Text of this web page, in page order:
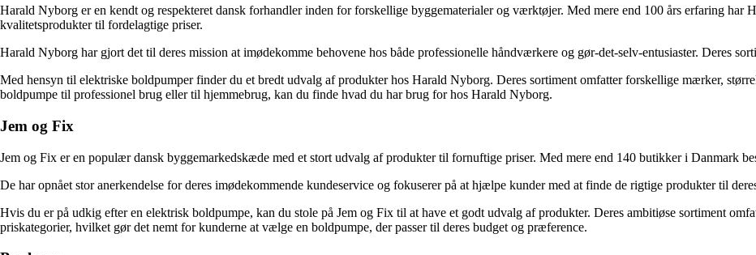
Harald Nyborg er en kendt og respekteret dansk forhandler inden for forskellige byggematerialer og værktøjer. Med mere end 100 års erfaring har
kvalitetsprodukter til fordelagtige priser.
Harald Nyborg har gjort det til deres mission at imødekomme behovene hos både professionelle håndværkere og gør-det-selv-entusiaster. Deres
Med hensyn til elektriske boldpumper finder du et bredt udvalg af produkter hos Harald Nyborg. Deres sortiment omfatter forskellige mærker,
boldpumpe til professionel brug eller til hjemmebrug, kan du finde hvad du har brug for hos Harald Nyborg.
Jem og Fix
Jem og Fix er en populær dansk byggemarkedskæde med et stort udvalg af produkter til fornuftige priser. Med mere end 140 butikker i Danmark
De har opnået stor anerkendelse for deres imødekommende kundeservice og fokuserer på at hjælpe kunder med at finde de rigtige produkter til
Hvis du er på udkig efter en elektrisk boldpumpe, kan du stole på Jem og Fix til at have et godt udvalg af produkter. Deres ambitiøse sortiment
priskategorier, hvilket gør det nemt for kunderne at vælge en boldpumpe, der passer til deres budget og præference.